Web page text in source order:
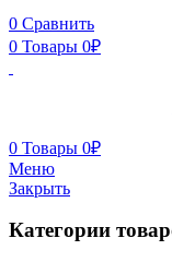
0 Сравнить
0 Товары 0₽
0 Товары 0₽
Меню
Закрыть
Категории